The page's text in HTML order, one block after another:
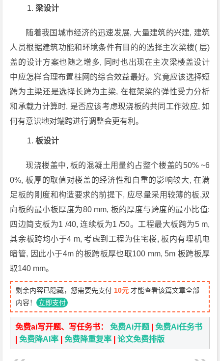
梁设计
随着我国城市经济的迅速发展, 大量建筑的兴建, 建筑
人员根据建筑功能和环境条件有目的的选择主次梁楼( 层)
盖的设计方案也随之增多, 同时也出现在主次梁楼盖设计
中应怎样合理布置柱网的综合效益最好。究竟应该选择短
跨为主梁还是选择长跨为主梁, 在框架梁的弹性受力分析
和承载力计算时, 是否应该考虑现浇板的共同工作效应, 如
何有意识地对端跨进行调整会更有利。
板设计
现浇楼盖中, 板的混凝土用量约占整个楼盖的50% ~6
0%, 板厚的取值对楼盖的经济性和自重的影响较大, 在满
足板的刚度和构造要求的前提下, 应尽量采用较薄的板,双
向板的最小板厚度为80 mm, 板的厚度与跨度的最小比值:
四边简支板为1 /40, 连续板为1 /50。工程最大板跨为5 m,
其余板跨均小于4 m, 考虑到工程为住宅楼, 板内有埋机电
暗管, 因此小于4m 的板跨板厚也取100 mm, 5m 板跨板厚
取140 mm。
剩余内容已隐藏，您需要先支付 10元 才能查看该篇文章全部
内容！ 立即支付
免费ai写开题、写任务书：免费Ai开题 |免费Ai任务书
|免费降AI率 |免费降重复率 |论文免费排版